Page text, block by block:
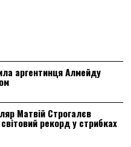
аргентинця Алмейду
Матвій Строгалєв
рекорд у стрибках